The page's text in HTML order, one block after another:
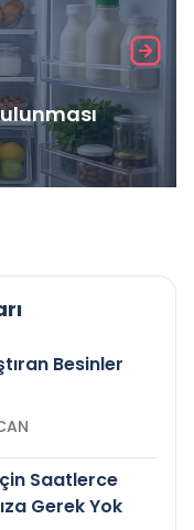
Besinler
Saatlerce
Gerek Yok